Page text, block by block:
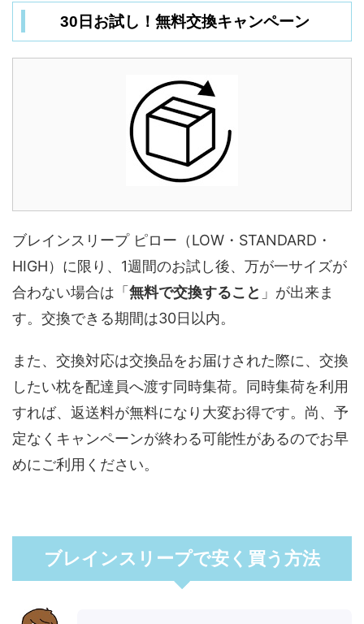
30日お試し！無料交換キャンペーン
ブレインスリープ ピロー（LOW・STANDARD・
HIGH）に限り、1週間のお試し後、万が一サイズが
合わない場合は「無料で交換すること 」が出来ま
す。交換できる期間は30日以内。
また、交換対応は交換品をお届けされた際に、交換
したい枕を配達員へ渡す同時集荷。同時集荷を利用
すれば、返送料が無料になり大変お得です。尚、予
定なくキャンペーンが終わる可能性があるのでお早
めにご利用ください。
ブレインスリープで安く買う方法